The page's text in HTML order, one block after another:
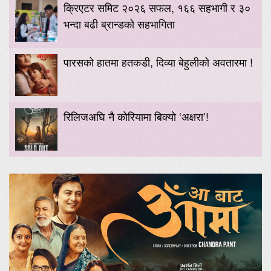
क्रिएटर समिट २०२६ सफल, १६६ सहभागी र ३०
भन्दा बढी ब्रान्डको सहभागिता
पारसको हातमा हतकडी, दिव्या बेहुलीको अवतारमा !
रिलिजअघि नै कोरियामा बिक्यो ‘अक्षरा’!